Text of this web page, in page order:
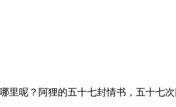
里呢？阿狸的五十七封情书，五十七